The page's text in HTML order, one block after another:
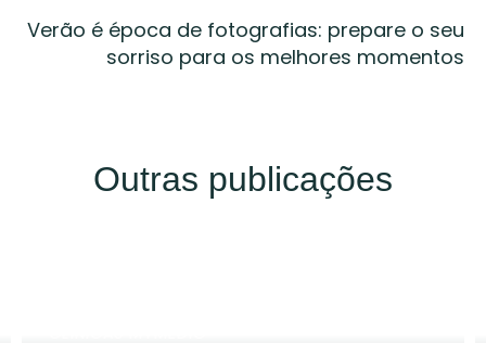
Verão é época de fotografias: prepare o seu
sorriso para os melhores momentos
Outras publicações